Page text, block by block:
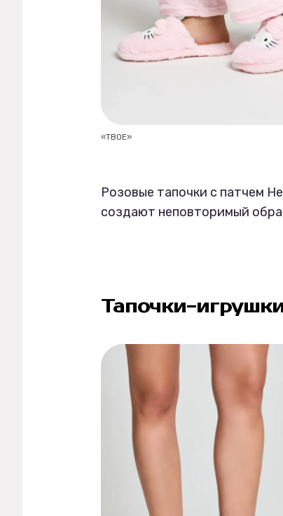
«ТВОЕ»
Розовые тапочки с патчем
создают неповторимый
Тапочки-